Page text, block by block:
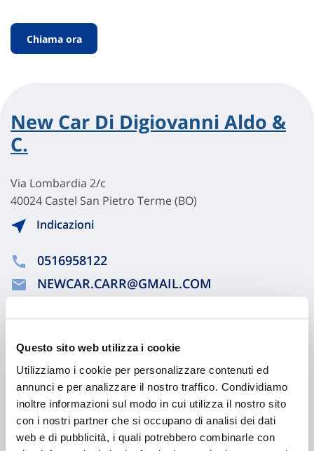
Questo sito web utilizza i cookie
Utilizziamo i cookie per personalizzare contenuti ed
annunci e per analizzare il nostro traffico. Condividiamo
inoltre informazioni sul modo in cui utilizza il nostro sito
con i nostri partner che si occupano di analisi dei dati
web e di pubblicità, i quali potrebbero combinarle con
Chiama ora
New Car Di Digiovanni Aldo &
C.
Via Lombardia 2/c
40024 Castel San Pietro Terme (BO)
Indicazioni
0516958122
NEWCAR.CARR@GMAIL.COM